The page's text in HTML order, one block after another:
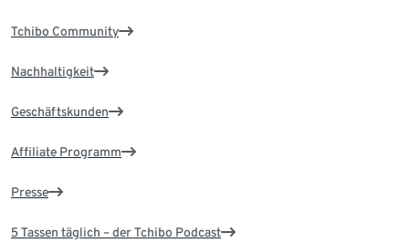
Tchibo Community
Nachhaltigkeit
Geschäftskunden
Affiliate Programm
Presse
5 Tassen täglich – der Tchibo Podcast